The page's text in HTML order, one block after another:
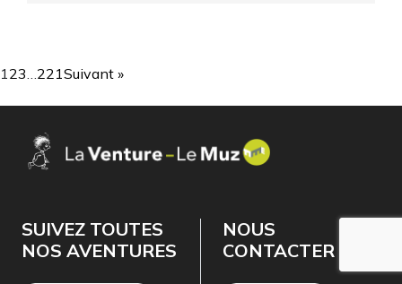
123 221Suivant »
SUIVEZ TOUTES
NOS AVENTURES
NOUS
CONTACTER